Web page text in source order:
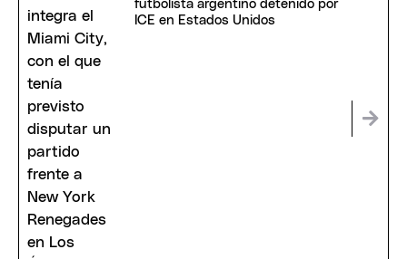
futbolista argentino detenido por
ICE en Estados Unidos